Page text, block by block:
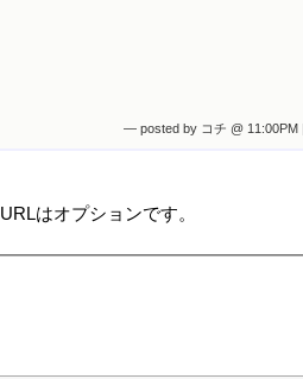
— posted by コチ @ 11:00PM |
URLはオプションです。